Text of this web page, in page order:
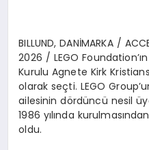
BILLUND, DANİMARKA /
2026 / LEGO Foundation’ı
Kurulu Agnete Kirk
olarak seçti. LEGO Group’
ailesinin dördüncü nesilü
1986 yılında kurulması
oldu.